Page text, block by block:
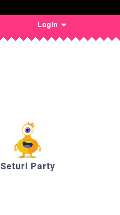
Login
Seturi Party